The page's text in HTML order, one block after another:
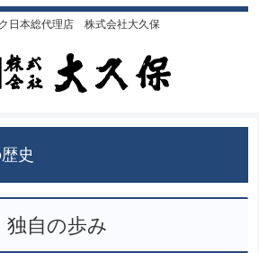
日本総代理店 株式会社大久保
史
独自の歩み